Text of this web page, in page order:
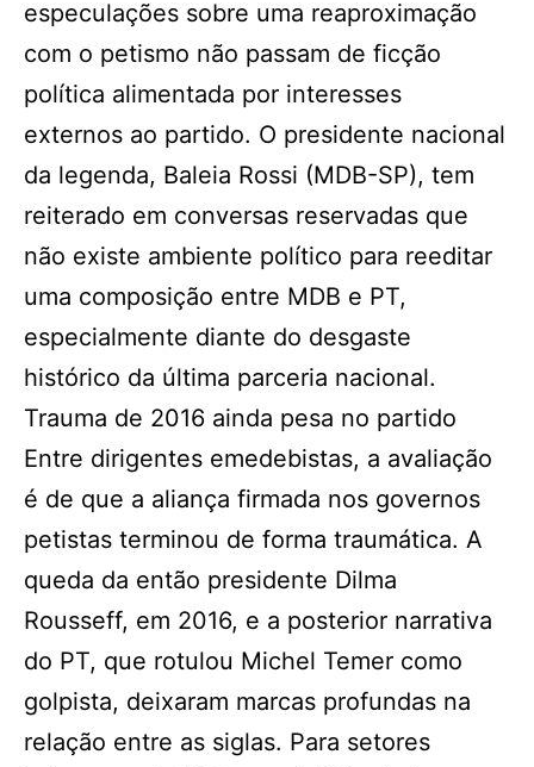
especulações sobre uma reaproximação
com o petismo não passam de ficção
política alimentada por interesses
externos ao partido. O presidente nacional
da legenda, Baleia Rossi (MDB-SP), tem
reiterado em conversas reservadas que
não existe ambiente político para reeditar
uma composição entre MDB e PT,
especialmente diante do desgaste
histórico da última parceria nacional.
Trauma de 2016 ainda pesa no partido
Entre dirigentes emedebistas, a avaliação
é de que a aliança firmada nos governos
petistas terminou de forma traumática. A
queda da então presidente Dilma
Rousseff, em 2016, e a posterior narrativa
do PT, que rotulou Michel Temer como
golpista, deixaram marcas profundas na
relação entre as siglas. Para setores